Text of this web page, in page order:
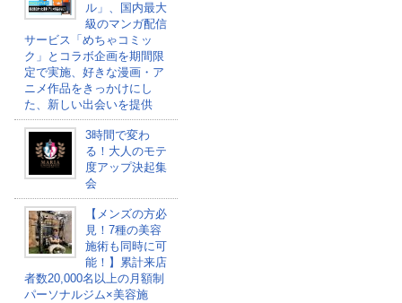
ル」、国内最大
級のマンガ配信
サービス「めちゃコミッ
ク」とコラボ企画を期間限
定で実施、好きな漫画・ア
ニメ作品をきっかけにし
た、新しい出会いを提供
3時間で変わ
る！大人のモテ
度アップ決起集
会
【メンズの方必
見！7種の美容
施術も同時に可
能！】累計来店
者数20,000名以上の月額制
パーソナルジム×美容施